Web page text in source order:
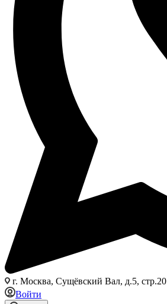
г. Москва, Сущёвский Вал, д.5, стр.20
Войти